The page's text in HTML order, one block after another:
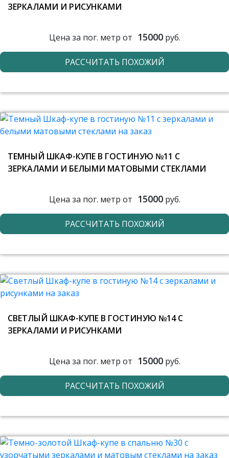
ЗЕРКАЛАМИ И РИСУНКАМИ
Цена за пог. метр от 15000руб.
РАССЧИТАТЬ ПОХОЖИЙ
ТЕМНЫЙ ШКАФ-КУПЕ В ГОСТИНУЮ №11 С
ЗЕРКАЛАМИ И БЕЛЫМИ МАТОВЫМИ СТЕКЛАМИ
Цена за пог. метр от 15000руб.
РАССЧИТАТЬ ПОХОЖИЙ
СВЕТЛЫЙ ШКАФ-КУПЕ В ГОСТИНУЮ №14 С
ЗЕРКАЛАМИ И РИСУНКАМИ
Цена за пог. метр от 15000руб.
РАССЧИТАТЬ ПОХОЖИЙ